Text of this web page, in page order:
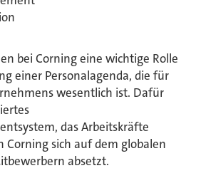
bei Corning eine wichtige Rolle
einer Personalagenda, die für
wesentlich ist. Dafür
das Arbeitskräfte
sich auf dem globalen
absetzt.